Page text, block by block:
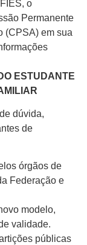
o
Permanente
(CPSA) em sua
ESTUDANTE
dúvida,
de
órgãos de
Federação e
modelo,
validade.
públicas